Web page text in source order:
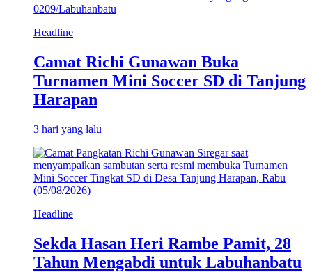
Headline
Camat Richi Gunawan Buka
Turnamen Mini Soccer SD di Tanjung
Harapan
3 hari yang lalu
Headline
Sekda Hasan Heri Rambe Pamit, 28
Tahun Mengabdi untuk Labuhanbatu